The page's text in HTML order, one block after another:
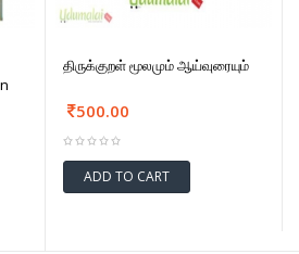
திருக்குறள் மூலமும் ஆய்வுரையும்
500.00
ADD TO CART